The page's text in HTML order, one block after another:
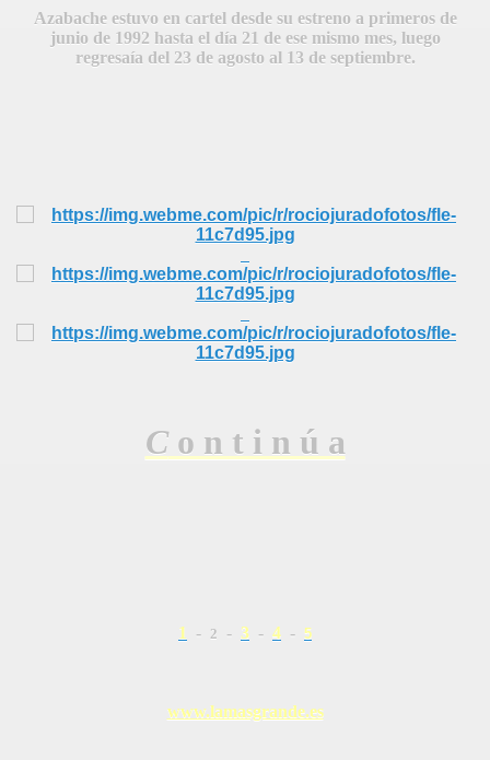
Azabache estuvo en cartel desde su estreno a primeros de
junio de 1992 hasta el día 21 de ese mismo mes, luego
regresaía del 23 de agosto al 13 de septiembre.
Co n t i n ú a
1 - 2 - 3 - 4 - 5
www.lamasgrande.es
TANI